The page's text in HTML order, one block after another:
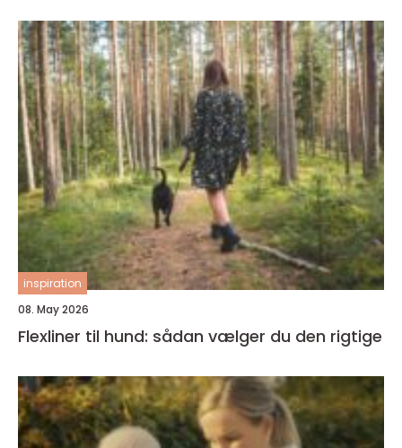
inspiration
08. May 2026
Flexliner til hund: sådan vælger du den rigtige